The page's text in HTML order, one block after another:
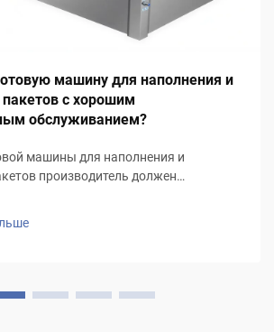
машину для наполнения и
с хорошим
обслуживанием?
машины для наполнения и
производитель должен
для жидких продуктов, требующих
и надёжного механизма запайки